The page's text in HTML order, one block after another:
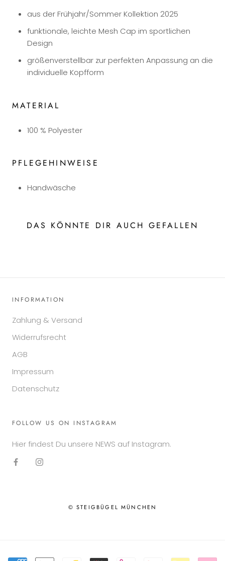
aus der Frühjahr/Sommer Kollektion 2025
funktionale, leichte Mesh Cap im sportlichen
Design
größenverstellbar zur perfekten Anpassung an die
individuelle Kopfform
MATERIAL
100 % Polyester
PFLEGEHINWEISE
Handwäsche
DAS KÖNNTE DIR AUCH GEFALLEN
INFORMATION
Zahlung & Versand
Widerrufsrecht
AGB
Impressum
Datenschutz
FOLLOW US ON INSTAGRAM
Hier findest Du unsere NEWS auf Instagram.
© STEIGBÜGEL MÜNCHEN